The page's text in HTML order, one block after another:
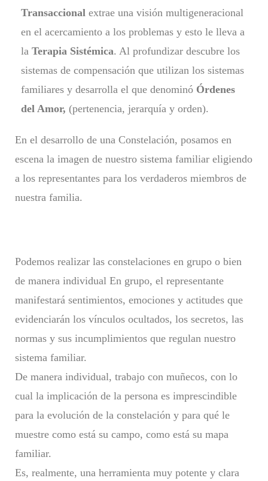
Transaccional extrae una visión multigeneracional
en el acercamiento a los problemas y esto le lleva a
la Terapia Sistémica. Al profundizar descubre los
sistemas de compensación que utilizan los sistemas
familiares y desarrolla el que denominó Órdenes
del Amor, (pertenencia, jerarquía y orden).
En el desarrollo de una Constelación, posamos en
escena la imagen de nuestro sistema familiar eligiendo
a los representantes para los verdaderos miembros de
nuestra familia.
Podemos realizar las constelaciones en grupo o bien
de manera individual En grupo, el representante
manifestará sentimientos, emociones y actitudes que
evidenciarán los vínculos ocultados, los secretos, las
normas y sus incumplimientos que regulan nuestro
sistema familiar.
De manera individual, trabajo con muñecos, con lo
cual la implicación de la persona es imprescindible
para la evolución de la constelación y para qué le
muestre como está su campo, como está su mapa
familiar.
Es, realmente, una herramienta muy potente y clara